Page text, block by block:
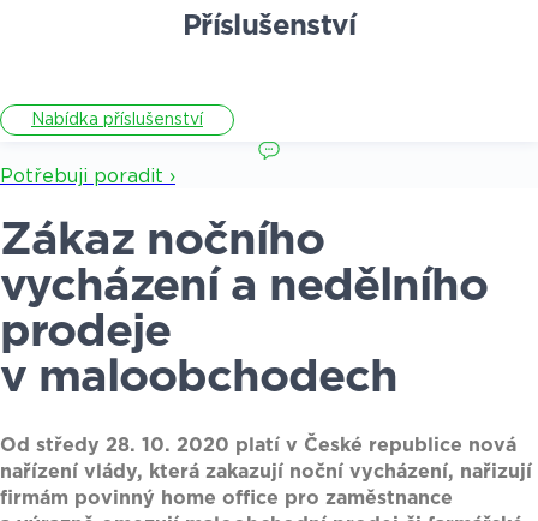
Příslušenství
Nabídka příslušenství
Potřebuji poradit ›
Zákaz nočního
vycházení a nedělního
prodeje
v maloobchodech
Od středy 28. 10. 2020 platí v České republice nová
nařízení vlády, která zakazují noční vycházení, nařizují
firmám povinný home office pro zaměstnance